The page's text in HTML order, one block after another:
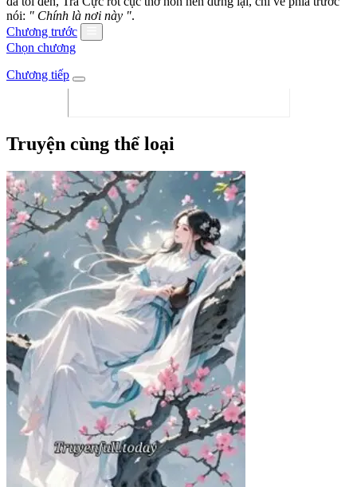
nói: " Chính là nơi này ".
Chương trước
Chọn chương
Chương tiếp
Truyện cùng thể loại